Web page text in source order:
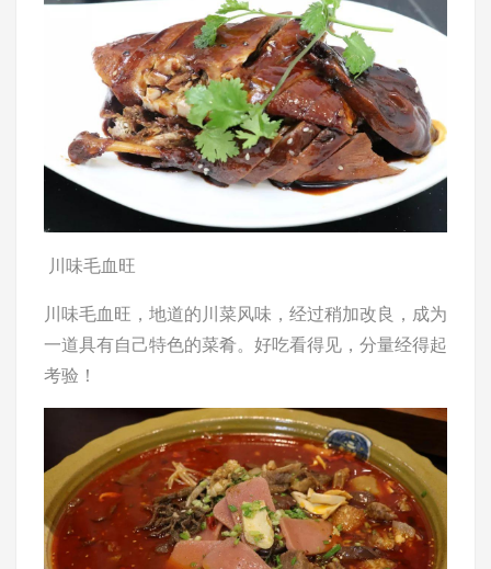
川味毛血旺
川味毛血旺，地道的川菜风味，经过稍加改良，成为
一道具有自己特色的菜肴。好吃看得见，分量经得起
考验！